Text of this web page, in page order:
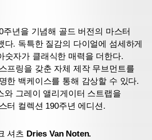
주년을 기념해 골드 버전의 마스터
다. 독특한 질감의 다이얼에 섬세하게
숫자가 클래식한 매력을 더한다.
프링을 갖춘 자체 제작 무브먼트를
한 백케이스를 통해 감상할 수 있다.
와 그레이 앨리게이터 스트랩을
터 컬렉션 190주년 에디션.
셔츠 Dries Van Noten.